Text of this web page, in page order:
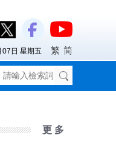
07日 星期五 繁 简
更 多